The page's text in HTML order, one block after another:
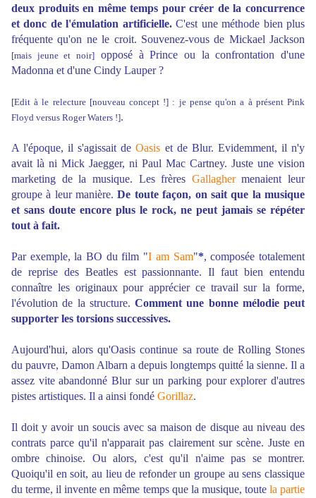
deux produits en même temps pour créer de la concurrence
et donc de l'émulation artificielle.C'est une méthode bien plus
fréquente qu'on ne le croit. Souvenez-vous de Mickael Jackson
[mais jeune et noir] opposé à Prince ou la confrontation d'une
Madonna et d'une Cindy Lauper ?
[Edit à le relecture [nouveau concept !] : je pense qu'on a à présent Pink
Floyd versus Roger Waters !].
A l'époque, il s'agissait deOasis et de Blur. Evidemment, il n'y
avait là ni Mick Jaegger, ni Paul Mac Cartney. Juste une vision
marketing de la musique. Les frères Gallaghermenaient leur
groupe à leur manière.De toute façon, on sait que la musique
et sans doute encore plus le rock, ne peut jamais se répéter
tout à fait.
Par exemple, la BO du film "I am Sam"*, composée totalement
de reprise des Beatles est passionnante. Il faut bien entendu
connaître les originaux pour apprécier ce travail sur la forme,
l'évolution de la structure. Comment une bonne mélodie peut
supporter les torsions successives.
Aujourd'hui, alors qu'Oasis continue sa route de Rolling Stones
du pauvre, Damon Albarn a depuis longtemps quitté la sienne. Il a
assez vite abandonné Blur sur un parking pour explorer d'autres
pistes artistiques. Il a ainsi fondé Gorillaz.
Il doit y avoir un soucis avec sa maison de disque au niveau des
contrats parce qu'il n'apparait pas clairement sur scène. Juste en
ombre chinoise. Ou alors, c'est qu'il n'aime pas se montrer.
Quoiqu'il en soit, au lieu de refonder un groupe au sens classique
du terme, il invente en même temps que la musique, toute la partie